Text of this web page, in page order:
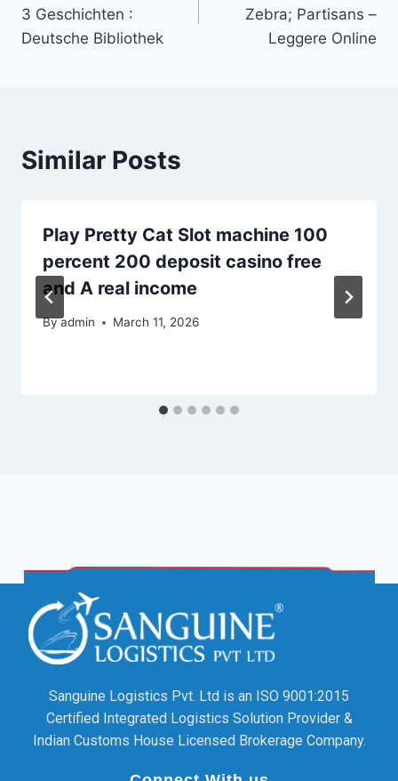
3 Geschichten :
Deutsche Bibliothek
Zebra; Partisans –
Leggere Online
Similar Posts
Play Pretty Cat Slot machine 100
percent 200 deposit casino free
and A real income
Byadmin March 11, 2026
Sanguine Logistics Pvt. Ltd is an ISO 9001:2015
Certified Integrated Logistics Solution Provider &
Indian Customs House Licensed Brokerage Company.